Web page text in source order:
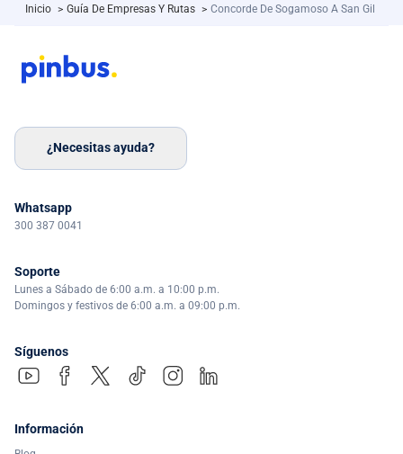
Inicio > Guía De Empresas Y Rutas > Concorde De Sogamoso A San Gil
¿Necesitas ayuda?
Whatsapp
300 387 0041
Soporte
Lunes a Sábado de 6:00 a.m. a 10:00 p.m.
Domingos y festivos de 6:00 a.m. a 09:00 p.m.
Síguenos
Información